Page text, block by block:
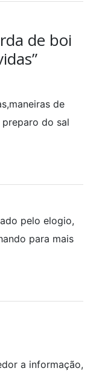
de boi
de
do sal
pelo elogio,
para mais
a informação,